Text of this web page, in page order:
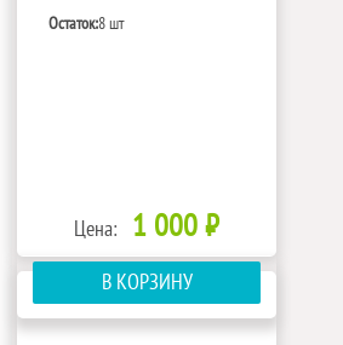
Остаток:8 шт
Цена: 1 000 ₽
В КОРЗИНУ